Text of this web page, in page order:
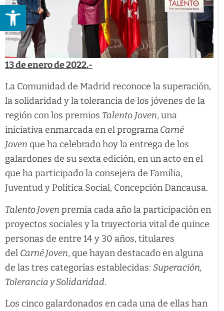
Abrir barra de herramientas
13 de enero de 2022.-
La Comunidad de Madrid reconoce la superación,
la solidaridad y la tolerancia de los jóvenes de la
región con los premios Talento Joven, una
iniciativa enmarcada en el programaCarné
Joven que ha celebrado hoy la entrega de los
galardones de su sexta edición, en un acto en el
que ha participado la consejera de Familia,
Juventud y Política Social, Concepción Dancausa.
Talento Joven premia cada año la participación en
proyectos sociales y la trayectoria vital de quince
personas de entre 14 y 30 años, titulares
del Carné Joven, que hayan destacado en alguna
de las tres categorías establecidas: Superación,
Tolerancia y Solidaridad.
Los cinco galardonados en cada una de ellas han